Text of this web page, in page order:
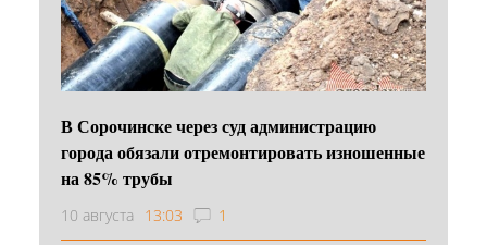
В Сорочинске через суд администрацию
города обязали отремонтировать изношенные
на 85% трубы
10 августа 13:03 1